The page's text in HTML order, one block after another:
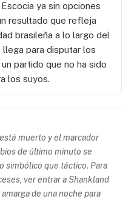
Escocia ya sin opciones
resultado que refleja
brasileña a lo largo del
llega para disputar los
partido que no ha sido
los suyos.
muerto y el marcador
de último minuto se
simbólico que táctico. Para
ver entrar a Shankland
de una noche para